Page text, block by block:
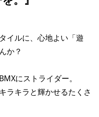
問い合わせ
ュース
イルに、心地よい「遊
か？
にストライダー。
ラキラと輝かせるたくさ